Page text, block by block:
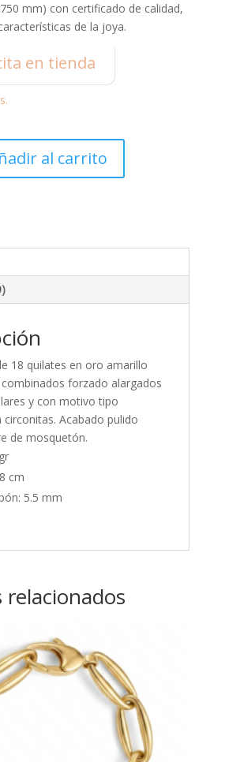
mm) con certificado de calidad,
de la joya.
en tienda
al carrito
18 quilates en oro amarillo
forzado alargados
y con motivo tipo
Acabado pulido
de mosquetón.
cm
5.5 mm
relacionados